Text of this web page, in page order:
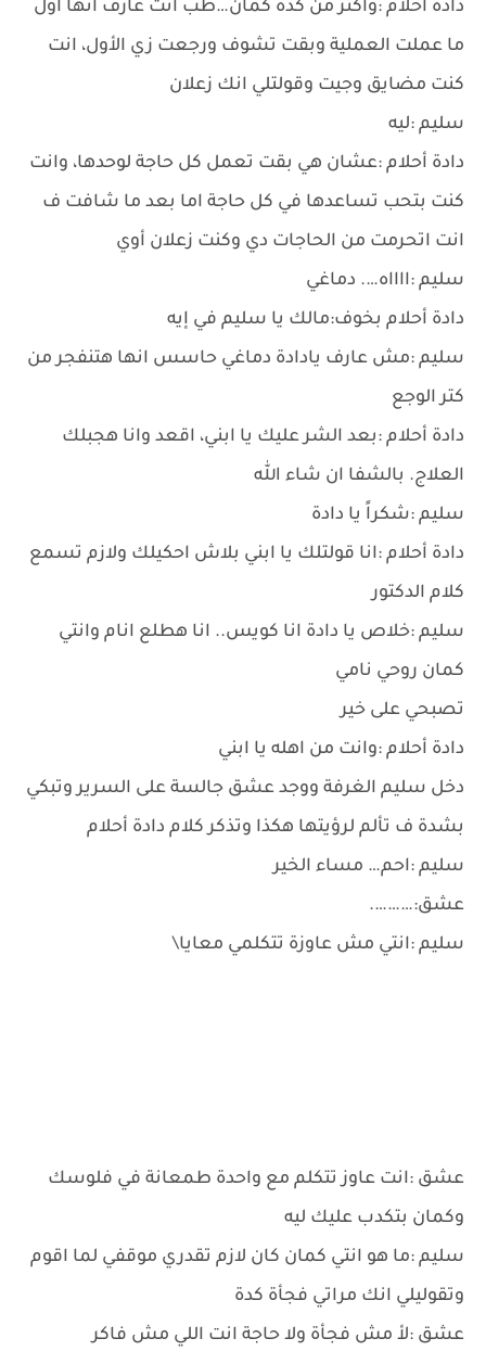
دادة أحلام :وأكتر من كدة كمان…طب انت عارف انها اول
ما عملت العملية وبقت تشوف ورجعت زي الأول، انت
كنت مضايق وجيت وقولتلي انك زعلان
سليم :ليه
دادة أحلام :عشان هي بقت تعمل كل حاجة لوحدها، وانت
كنت بتحب تساعدها في كل حاجة اما بعد ما شافت ف
انت اتحرمت من الحاجات دي وكنت زعلان أوي
سليم :ااااه…. دماغي
دادة أحلام بخوف:مالك يا سليم في إيه
سليم :مش عارف يادادة دماغي حاسس انها هتنفجر من
كتر الوجع
دادة أحلام :بعد الشر عليك يا ابني، اقعد وانا هجبلك
العلاج. بالشفا ان شاء الله
سليم :شكراً يا دادة
دادة أحلام :انا قولتلك يا ابني بلاش احكيلك ولازم تسمع
كلام الدكتور
سليم :خلاص يا دادة انا كويس.. انا هطلع انام وانتي
كمان روحي نامي
تصبحي على خير
دادة أحلام :وانت من اهله يا ابني
دخل سليم الغرفة ووجد عشق جالسة على السرير وتبكي
بشدة ف تألم لرؤيتها هكذا وتذكر كلام دادة أحلام
سليم :احم… مساء الخير
عشق:……….
سليم :انتي مش عاوزة تتكلمي معايا\
عشق :انت عاوز تتكلم مع واحدة طمعانة في فلوسك
وكمان بتكدب عليك ليه
سليم :ما هو انتي كمان كان لازم تقدري موقفي لما اقوم
وتقوليلي انك مراتي فجأة كدة
عشق :لأ مش فجأة ولا حاجة انت اللي مش فاكر